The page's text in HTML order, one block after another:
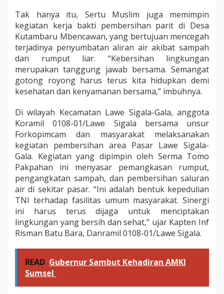
Tak hanya itu, Sertu Muslim juga memimpin
kegiatan kerja bakti pembersihan parit di Desa
Kutambaru Mbencawan, yang bertujuan mencegah
terjadinya penyumbatan aliran air akibat sampah
dan rumput liar. “Kebersihan lingkungan
merupakan tanggung jawab bersama. Semangat
gotong royong harus terus kita hidupkan demi
kesehatan dan kenyamanan bersama,” imbuhnya.
Di wilayah Kecamatan Lawe Sigala-Gala, anggota
Koramil 0108-01/Lawe Sigala bersama unsur
Forkopimcam dan masyarakat melaksanakan
kegiatan pembersihan area Pasar Lawe Sigala-
Gala. Kegiatan yang dipimpin oleh Serma Tomo
Pakpahan ini menyasar pemangkasan rumput,
pengangkatan sampah, dan pembersihan saluran
air di sekitar pasar. “Ini adalah bentuk kepedulian
TNI terhadap fasilitas umum masyarakat. Sinergi
ini harus terus dijaga untuk menciptakan
lingkungan yang bersih dan sehat,” ujar Kapten Inf
Risman Batu Bara, Danramil 0108-01/Lawe Sigala.
READ Gubernur Sambut Kehadiran AMKI
Sumsel